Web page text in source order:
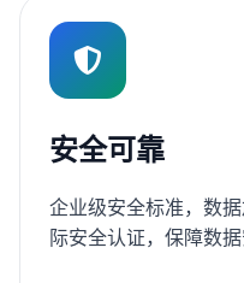
安全可靠
企业级安全标准，数
际安全认证，保障数据